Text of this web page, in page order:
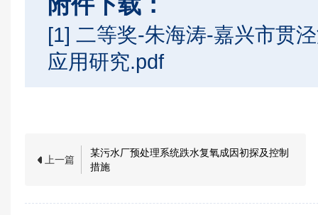
[1] 二等奖-朱海涛-嘉兴市贯
应用研究.pdf
上一篇
某污水厂预处理系统跌水复氧成因初探及控制
措施